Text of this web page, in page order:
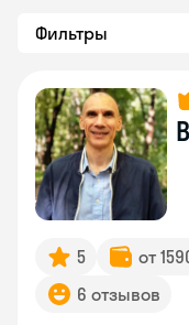
Фильтры
5 от
6 отзывов